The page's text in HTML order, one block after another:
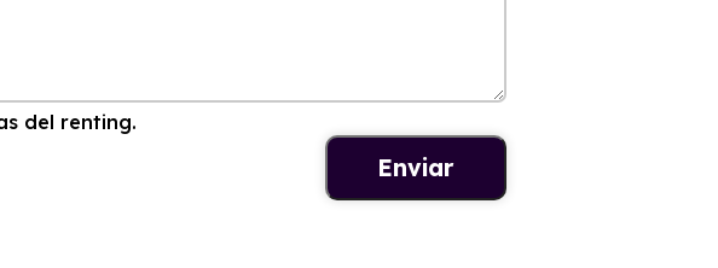
del renting.